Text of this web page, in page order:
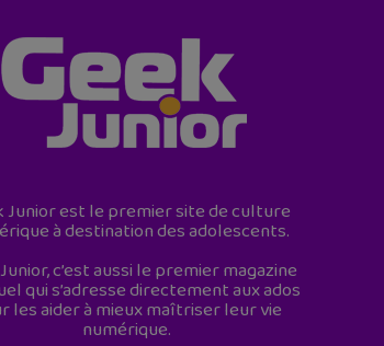
Junior est le premier site de culture
à destination des adolescents.
c’est aussi le premier magazine
qui s’adresse directement aux ados
les aider à mieux maîtriser leur vie
numérique.